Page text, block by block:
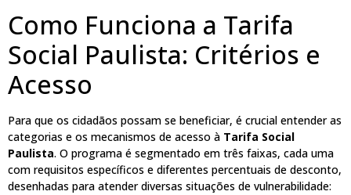
Como Funciona a Tarifa
Social Paulista: Critérios e
Acesso
Para que os cidadãos possam se beneficiar, é crucial entender as
categorias e os mecanismos de acesso à Tarifa Social
Paulista. O programa é segmentado em três faixas, cada uma
com requisitos específicos e diferentes percentuais de desconto,
desenhadas para atender diversas situações de vulnerabilidade: